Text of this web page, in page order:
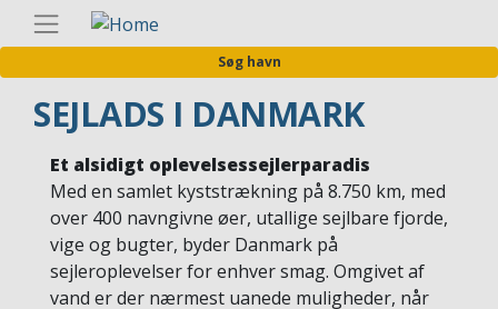
Søg havn
SEJLADS I DANMARK
Et alsidigt oplevelsessejlerparadis
Med en samlet kyststrækning på 8.750 km, med
over 400 navngivne øer, utallige sejlbare fjorde,
vige og bugter, byder Danmark på
sejleroplevelser for enhver smag. Omgivet af
vand er der nærmest uanede muligheder, når